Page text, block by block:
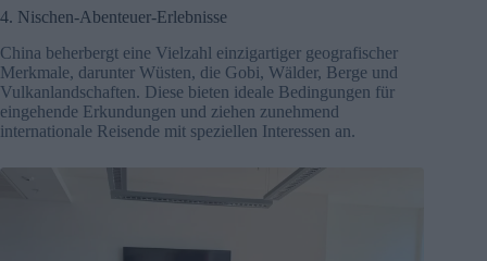
4. Nischen-Abenteuer-Erlebnisse
China beherbergt eine Vielzahl einzigartiger geografischer
Merkmale, darunter Wüsten, die Gobi, Wälder, Berge und
Vulkanlandschaften. Diese bieten ideale Bedingungen für
eingehende Erkundungen und ziehen zunehmend
internationale Reisende mit speziellen Interessen an.